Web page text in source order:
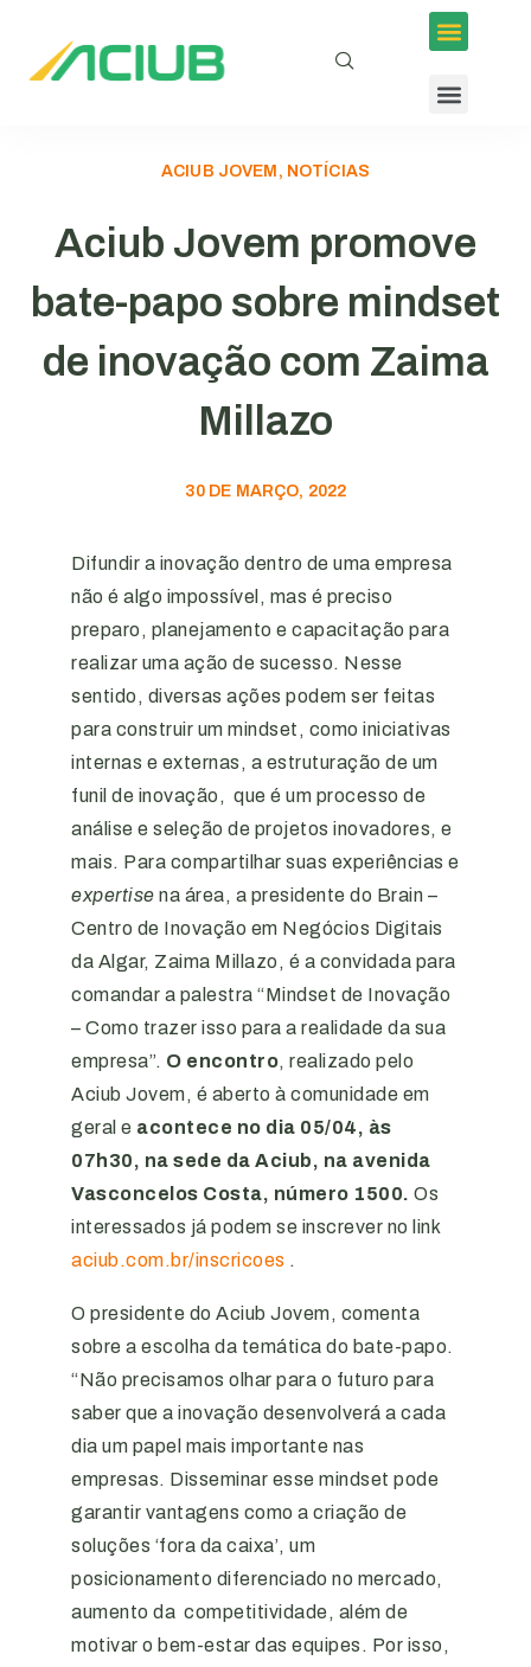
ACIUB JOVEM, NOTÍCIAS
Aciub Jovem promove
bate-papo sobre mindset
de inovação com Zaima
Millazo
30 DE MARÇO, 2022
Difundir a inovação dentro de uma empresa
não é algo impossível, mas é preciso
preparo, planejamento e capacitação para
realizar uma ação de sucesso. Nesse
sentido, diversas ações podem ser feitas
para construir um mindset, como iniciativas
internas e externas, a estruturação de um
funil de inovação, que é um processo de
análise e seleção de projetos inovadores, e
mais. Para compartilhar suas experiências e
expertise na área, a presidente do Brain –
Centro de Inovação em Negócios Digitais
da Algar, Zaima Millazo, é a convidada para
comandar a palestra “Mindset de Inovação
– Como trazer isso para a realidade da sua
empresa”. O encontro, realizado pelo
Aciub Jovem, é aberto à comunidade em
geral e acontece no dia 05/04, às
07h30, na sede da Aciub, na avenida
Vasconcelos Costa, número 1500. Os
interessados já podem se inscrever no link
aciub.com.br/inscricoes .
O presidente do Aciub Jovem, comenta
sobre a escolha da temática do bate-papo.
“Não precisamos olhar para o futuro para
saber que a inovação desenvolverá a cada
dia um papel mais importante nas
empresas. Disseminar esse mindset pode
garantir vantagens como a criação de
soluções ‘fora da caixa’, um
posicionamento diferenciado no mercado,
aumento da competitividade, além de
motivar o bem-estar das equipes. Por isso,